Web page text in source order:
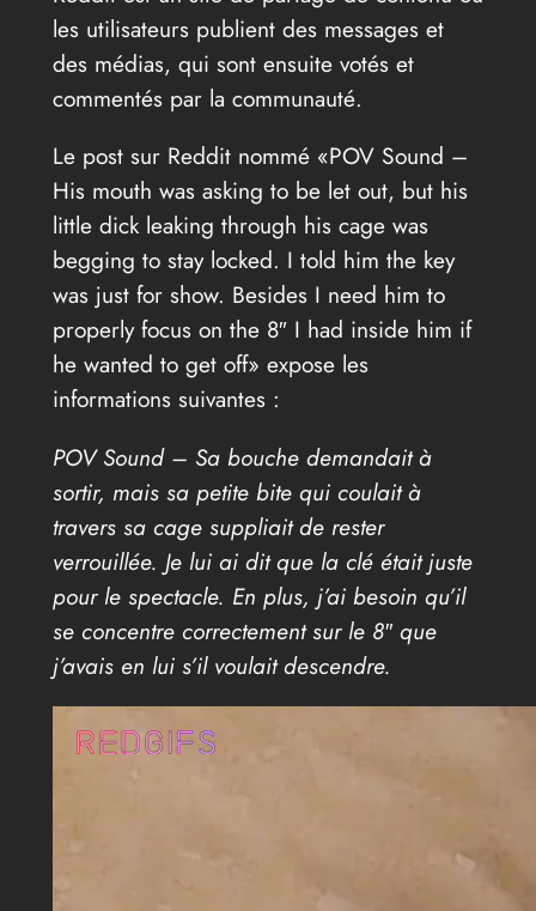
les utilisateurs publient des messages et
des médias, qui sont ensuite votés et
commentés par la communauté.
Le post sur Reddit nommé «POV Sound –
His mouth was asking to be let out, but his
little dick leaking through his cage was
begging to stay locked. I told him the key
was just for show. Besides I need him to
properly focus on the 8″ I had inside him if
he wanted to get off» expose les
informations suivantes :
POV Sound – Sa bouche demandait à
sortir, mais sa petite bite qui coulait à
travers sa cage suppliait de rester
verrouillée. Je lui ai dit que la clé était juste
pour le spectacle. En plus, j’ai besoin qu’il
se concentre correctement sur le 8″ que
j’avais en lui s’il voulait descendre.